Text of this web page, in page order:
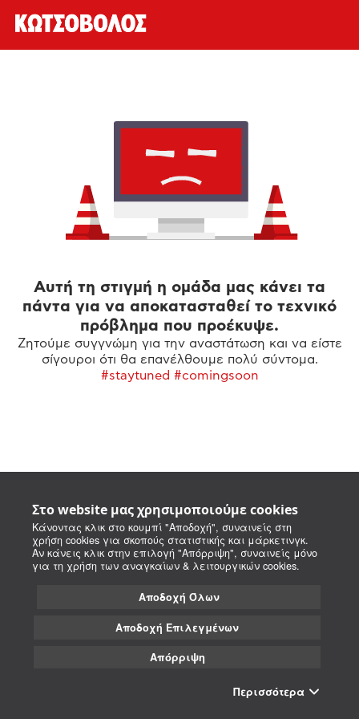
Στο website μας χρησιμοποιούμε cookies
Κάνοντας κλικ στο κουμπί "Αποδοχή", συναινείς στη
χρήση cookies για σκοπούς στατιστικής και μάρκετινγκ.
Αν κάνεις κλικ στην επιλογή "Απόρριψη", συναινείς μόνο
για τη χρήση των αναγκαίων & λειτουργικών cookies.
Αποδοχή Όλων
Αποδοχή Επιλεγμένων
Απόρριψη
Περισσότερα
Αυτή τη στιγμή η ομάδα μας κάνει τα
πάντα για να αποκατασταθεί το τεχνικό
πρόβλημα που προέκυψε.
Ζητούμε συγγνώμη για την αναστάτωση και να είστε
σίγουροι ότι θα επανέλθουμε πολύ σύντομα.
#staytuned #comingsoon